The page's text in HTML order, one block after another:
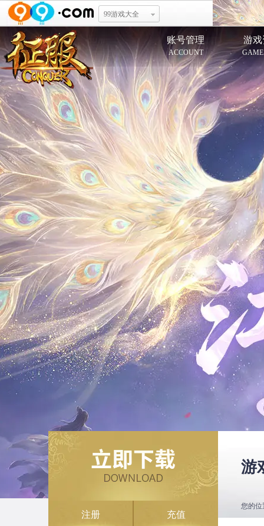
99游戏大全
账号管理
ACCOUNT
游
注册 充值
游
您的位